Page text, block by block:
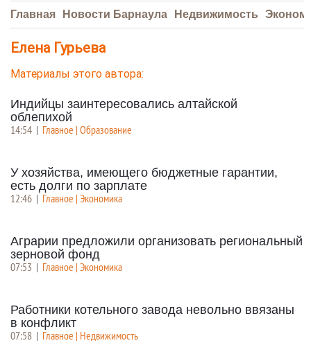
Главная Новости Барнаула Недвижимость
Елена Гурьева
Материалы этого автора:
Индийцы заинтересовались алтайской
облепихой
14:54 | Главное | Образование
У хозяйства, имеющего бюджетные гарантии,
есть долги по зарплате
12:46 | Главное | Экономика
Аграрии предложили организовать региональный
зерновой фонд
07:53 | Главное | Экономика
Работники котельного завода невольно ввязаны
в конфликт
07:58 | Главное | Недвижимость